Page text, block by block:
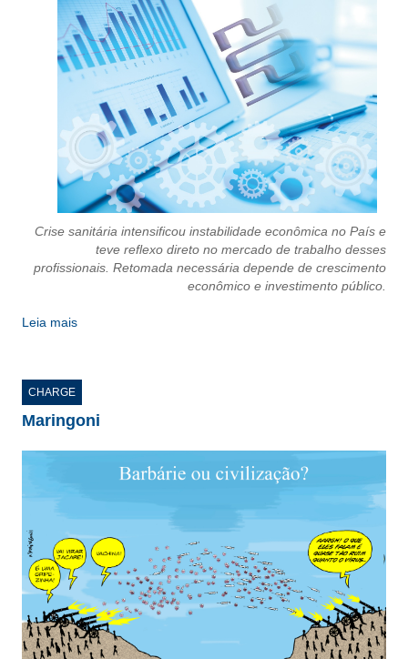
PUBLICIDADE
MANUAL DE REDAÇÃO
RELEASES
CONTATO
CADASTRO
ASSOCIE-SE
ATUALIZAÇÃO CADASTRAL
Crise sanitária intensificou instabilidade econômica no País e
teve reflexo direto no mercado de trabalho desses
profissionais. Retomada necessária depende de crescimento
econômico e investimento público.
Leia mais
CHARGE
Maringoni